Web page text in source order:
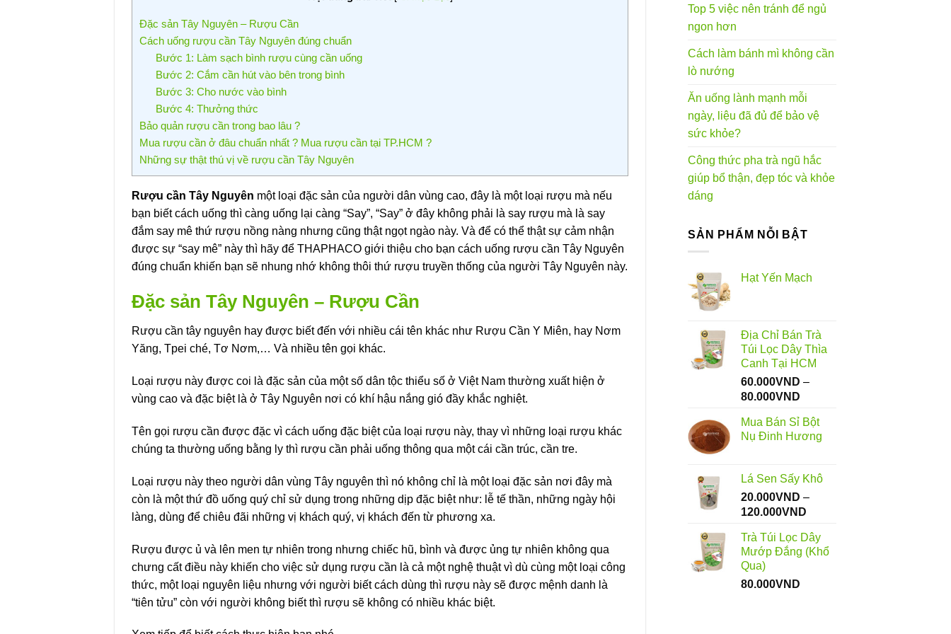
Đặc sản Tây Nguyên – Rượu Cần
Cách uống rượu cần Tây Nguyên đúng chuẩn
Bước 1: Làm sạch bình rượu cùng cần uống
Bước 2: Cắm cần hút vào bên trong bình
Bước 3: Cho nước vào bình
Bước 4: Thưởng thức
Bảo quản rượu cần trong bao lâu ?
Mua rượu cần ở đâu chuẩn nhất ? Mua rượu cần tại TP.HCM ?
Những sự thật thú vị về rượu cần Tây Nguyên
Rượu cần Tây Nguyên một loại đặc sản của người dân vùng cao, đây là một loại rượu mà nếu
bạn biết cách uống thì càng uống lại càng “Say”, “Say” ở đây không phải là say rượu mà là say
đắm say mê thứ rượu nồng nàng nhưng cũng thật ngọt ngào này. Và để có thể thật sự cảm nhận
được sự “say mê” này thì hãy để THAPHACO giới thiệu cho bạn cách uống rượu cần Tây Nguyên
đúng chuẩn khiến bạn sẽ nhung nhớ không thôi thứ rượu truyền thống của người Tây Nguyên này.
Đặc sản Tây Nguyên – Rượu Cần
Rượu cần tây nguyên hay được biết đến với nhiều cái tên khác như Rượu Cần Y Miên, hay Nơm
Yăng, Tpei ché, Tơ Nơm,… Và nhiều tên gọi khác.
Loại rượu này được coi là đặc sản của một số dân tộc thiểu số ở Việt Nam thường xuất hiện ở
vùng cao và đặc biệt là ở Tây Nguyên nơi có khí hậu nắng gió đầy khắc nghiệt.
Tên gọi rượu cần được đặc vì cách uống đặc biệt của loại rượu này, thay vì những loại rượu khác
chúng ta thường uống bằng ly thì rượu cần phải uống thông qua một cái cần trúc, cần tre.
Loại rượu này theo người dân vùng Tây nguyên thì nó không chỉ là một loại đặc sản nơi đây mà
còn là một thứ đồ uống quý chỉ sử dụng trong những dịp đặc biệt như: lễ tế thần, những ngày hội
làng, dùng để chiêu đãi những vị khách quý, vị khách đến từ phương xa.
Rượu được ủ và lên men tự nhiên trong nhưng chiếc hũ, bình và được ủng tự nhiên không qua
chưng cất điều này khiến cho việc sử dụng rượu cần là cả một nghệ thuật vì dù cùng một loại công
thức, một loại nguyên liệu nhưng với người biết cách dùng thì rượu này sẽ được mệnh danh là
“tiên tửu” còn với người không biết thì rượu sẽ không có nhiều khác biệt.
Top 5 việc nên tránh để ngủ
ngon hơn
Cách làm bánh mì không cần
lò nướng
Ăn uống lành mạnh mỗi
ngày, liệu đã đủ để bảo vệ
sức khỏe?
Công thức pha trà ngũ hắc
giúp bổ thận, đẹp tóc và khỏe
dáng
SẢN PHẨM NỖI BẬT
Hạt Yến Mạch
Địa Chỉ Bán Trà
Túi Lọc Dây Thìa
Canh Tại HCM
60.000VND –
80.000VND
từ
60.000VND
Mua Bán Sỉ Bột
Nụ Đinh Hương
Lá Sen Sấy Khô
20.000VND –
120.000VND
từ
20.000VND
Trà Túi Lọc Dây
Mướp Đắng (Khổ
Qua)
80.000VND